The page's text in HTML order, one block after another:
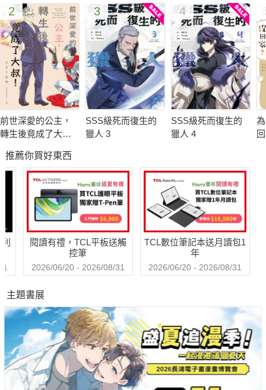
2
前世深愛的公主，
轉生後竟成了大
3
SSS級死而復生的
獵人 3
4
SSS級死而復生的
獵人 4
推薦你買好東西
閱讀有禮，TCL平板送觸
控筆
2026/06/20 - 2026/08/31
TCL數位筆記本送月讀包1
年
2026/06/20 - 2026/08/31
主題書展